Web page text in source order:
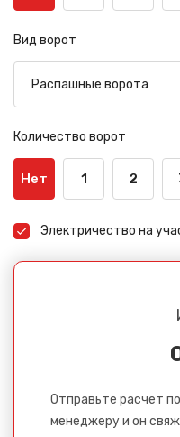
Вид ворот
Количество ворот
Нет 1 2
Электричество на
Отправьте расчет
менеджеру и он